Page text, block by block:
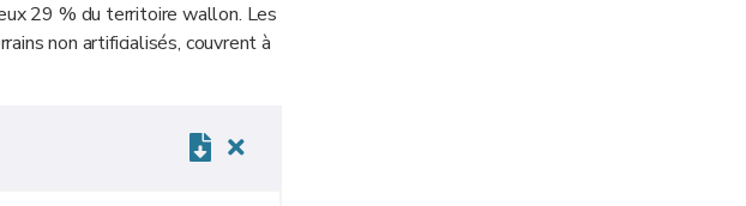
29 % du territoire wallon. Les
non artificialisés, couvrent à